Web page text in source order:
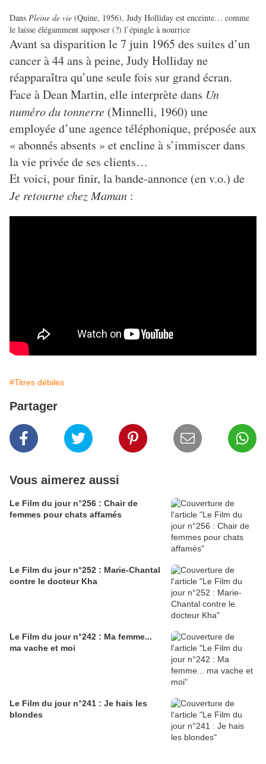
Dans Pleine de vie (Quine, 1956), Judy Holliday est enceinte… comme
le laisse élégamment supposer (?) l’épingle à nourrice
Avant sa disparition le 7 juin 1965 des suites d’un
cancer à 44 ans à peine, Judy Holliday ne
réapparaîtra qu’une seule fois sur grand écran.
Face à Dean Martin, elle interprète dans Un
numéro du tonnerre (Minnelli, 1960) une
employée d’une agence téléphonique, préposée aux
« abonnés absents » et encline à s’immiscer dans
la vie privée de ses clients…
Et voici, pour finir, la bande-annonce (en v.o.) de
Je retourne chez Maman :
#Titres débiles
Partager
Vous aimerez aussi
Le Film du jour n°256 : Chair de
femmes pour chats affamés
Le Film du jour n°252 : Marie-Chantal
contre le docteur Kha
Le Film du jour n°242 : Ma femme...
ma vache et moi
Le Film du jour n°241 : Je hais les
blondes